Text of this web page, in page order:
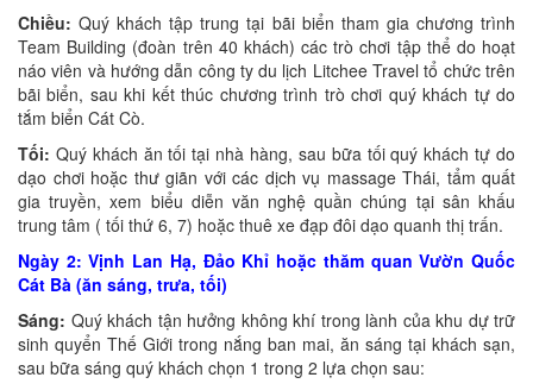
Chiều: Quý khách tập trung tại bãi biển tham gia chương trình
Team Building (đoàn trên 40 khách) các trò chơi tập thể do hoạt
náo viên và hướng dẫn công ty du lịch Litchee Travel tổ chức trên
bãi biển, sau khi kết thúc chương trình trò chơi quý khách tự do
tắm biển Cát Cò.
Tối: Quý khách ăn tối tại nhà hàng, sau bữa tối quý khách tự do
dạo chơi hoặc thư giãn với các dịch vụ massage Thái, tẩm quất
gia truyền, xem biểu diễn văn nghệ quần chúng tại sân khấu
trung tâm ( tối thứ 6, 7) hoặc thuê xe đạp đôi dạo quanh thị trấn.
Ngày 2: Vịnh Lan Hạ, Đảo Khỉ hoặc thăm quan Vườn Quốc
Cát Bà (ăn sáng, trưa, tối)
Sáng: Quý khách tận hưởng không khí trong lành của khu dự trữ
sinh quyển Thế Giới trong nắng ban mai, ăn sáng tại khách sạn,
sau bữa sáng quý khách chọn 1 trong 2 lựa chọn sau: